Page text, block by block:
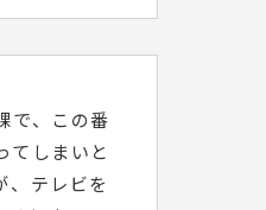
で、この番
てしまいと
、テレビを